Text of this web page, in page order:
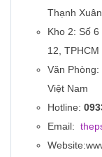
Thạnh
Kho 2: Số
12, TPHCM
Văn Phòng:
Việt Nam
Hotline:
Email: